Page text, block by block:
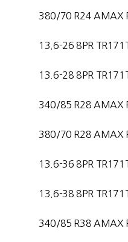
380/70 R24 AMAX
13.6-26 8PR
13.6-28 8PR
340/85 R28 AMAX
380/70 R28 AMAX
13.6-36 8PR
13.6-38 8PR
340/85 R38 AMAX